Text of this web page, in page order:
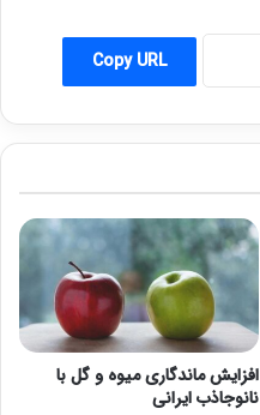
Copy URL
افزایش ماندگاری میوه و گل با
نانوجاذب ایرانی